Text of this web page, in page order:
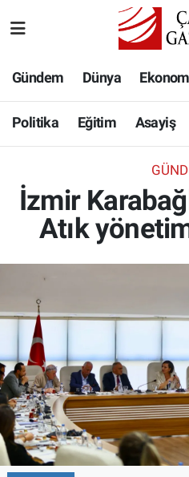
Gündem Dünya
Politika Eğitim Asayiş
İzmir
Atık
Eğitim
Asayiş
Yaşam
Kültür & Sanat
Köşe Yazıları
Röportaj
Video Galeri
Hava Durumu
Namaz Vakitleri
Süper Lig Puan
Tüm Manşetler
Haber Arşivi